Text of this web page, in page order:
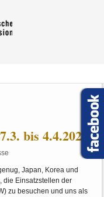
bis 4.4.2025
Japan, Korea und
die Einsatzstellen der
zu besuchen und uns als